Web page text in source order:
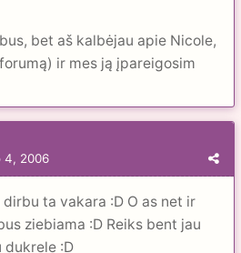
bet aš kalbėjau apie Nicole,
ir mes ją įpareigosim
4, 2006
ta vakara :D O as net ir
ziebiama :D Reiks bent jau
dukrele :D